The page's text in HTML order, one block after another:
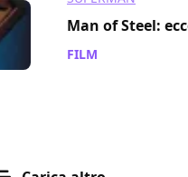
Man of Steel:
FILM